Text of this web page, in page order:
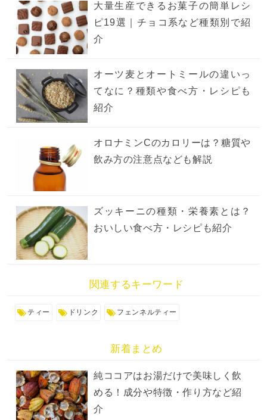
大量生産できるお菓子の簡単レシ
ピ19選｜チョコ系など種類別で紹
介
オーツ麦とオートミールの違いっ
てなに？種類や食べ方・レシピも
紹介
オロナミンCのカロリーは？糖質や
飲み方の注意点なども解説
ズッキーニの種類・栄養素とは？
おいしい食べ方・レシピも紹介
関連するキーワード
ティー ドリンク フェンネルティー
新着まとめ
純ココアはお湯だけで美味しく飲
める！成分や特徴・作り方など紹
介